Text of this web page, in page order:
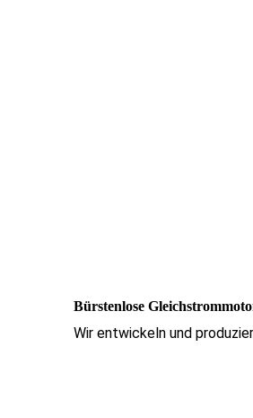
Bürstenlose
Wir entwickeln und